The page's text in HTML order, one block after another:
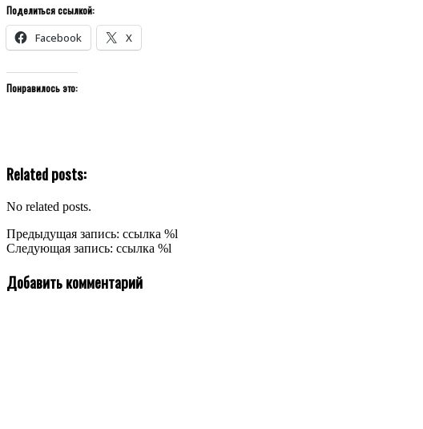
Поделиться ссылкой:
Facebook X
Понравилось это:
Related posts:
No related posts.
2020-
08-
Предыдущая запись: ссылка %l
Следующая запись: ссылка %l
Добавить комментарий